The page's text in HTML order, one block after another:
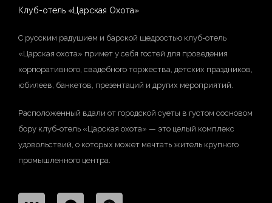
Клуб-отель «Царская Охота»
С русским радушием и барской щедростью клуб-отель
«Царская охота» примет у себя гостей для проведения
корпоративного, свадебного торжества, детских праздников,
юбилеев, банкетов, презентаций и других мероприятий.
Расположенный вдали от городской суеты в густом сосновом
бору клуб-отель «Царская охота» — это целый комплекс
удовольствий, о которых может мечтать житель крупного
промышленного центра.